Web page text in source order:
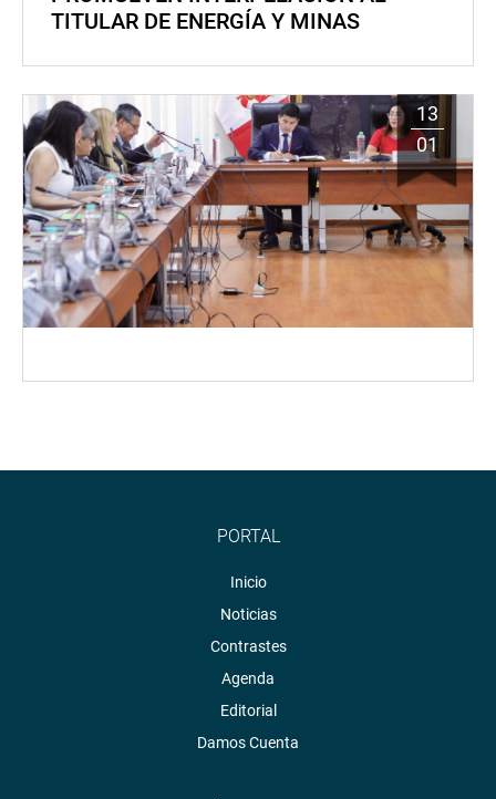
TITULAR DE ENERGÍA Y MINAS
13
01
PORTAL
Inicio
Noticias
Contrastes
Agenda
Editorial
Damos Cuenta